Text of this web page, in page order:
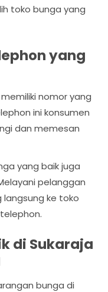
toko bunga yang
yang
nomor yang
ini konsumen
dan memesan
yang baik juga
pelanggan
langsung ke toko
di Sukaraja
bunga di